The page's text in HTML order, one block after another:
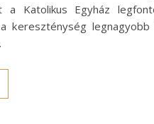
a Katolikus Egyház
kereszténység